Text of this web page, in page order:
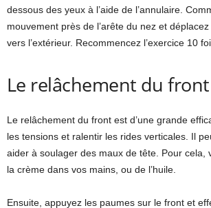
dessous des yeux à l’aide de l’annulaire.
mouvement près de l’arête du nez et
vers l’extérieur. Recommencez l’exercice 10
Le relâchement du front
Le relâchement du front est d’une grande
les tensions et ralentir les rides verticales. Il
aider à soulager des maux de tête. Pour cela,
la crème dans vos mains, ou de l’huile.
Ensuite, appuyez les paumes sur le front et